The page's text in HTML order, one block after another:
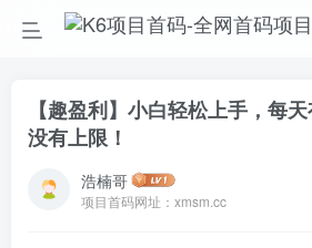
【趣盈利】小白轻松上手，每
没有上限！
浩楠哥
项目首码网址：xmsm.cc